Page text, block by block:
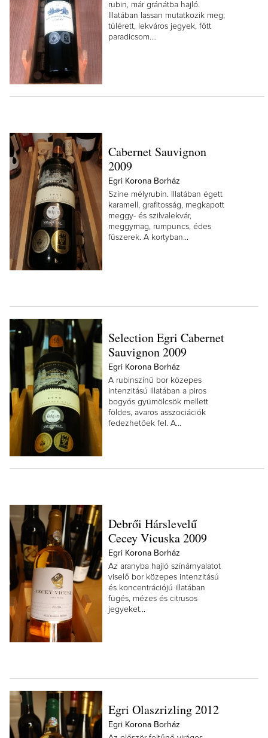
rubin, már gránátba hajló.
Illatában lassan mutatkozik meg;
túlérett, lekváros jegyek, főtt
paradicsom....
Cabernet Sauvignon
2009
Egri Korona Borház
Színe mélyrubin. Illatában égett
karamell, grafitosság, megkapott
meggy- és szilvalekvár,
meggymag, rumpuncs, édes
fűszerek. A kortyban...
Selection Egri Cabernet
Sauvignon 2009
Egri Korona Borház
A rubinszínű bor közepes
intenzitású illatában a piros
bogyós gyümölcsök mellett
földes, avaros asszociációk
fedezhetőek fel. A...
Debrői Hárslevelű
Cecey Vicuska 2009
Egri Korona Borház
Az aranyba hajló színárnyalatot
viselő bor közepes intenzitású
és koncentrációjú illatában
fügés, mézes és citrusos
jegyeket...
Egri Olaszrizling 2012
Egri Korona Borház